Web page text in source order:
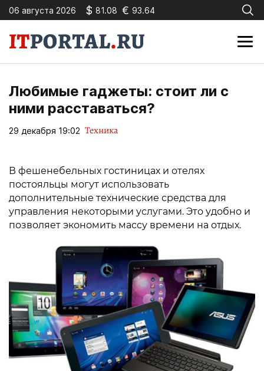
06 августа 2026 $ 81.08 € 93.64
Любимые гаджеты: стоит ли с
ними расставаться?
29 декабря 19:02 Техника
В фешенебельных гостиницах и отелях
постояльцы могут использовать
дополнительные технические средства для
управления некоторыми услугами. Это удобно и
позволяет экономить массу времени на отдых.